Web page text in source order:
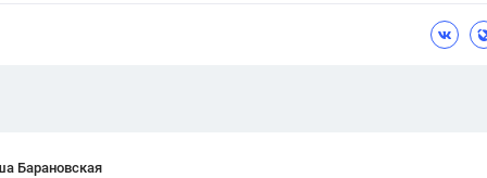
Красота,
Барановская